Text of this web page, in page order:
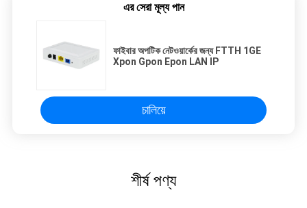
এর সেরা মূল্য পান
ফাইবার অপটিক নেটওয়ার্কের জন্য FTTH 1GE
Xpon Gpon Epon LAN IP
চালিয়ে
শীর্ষ পণ্য